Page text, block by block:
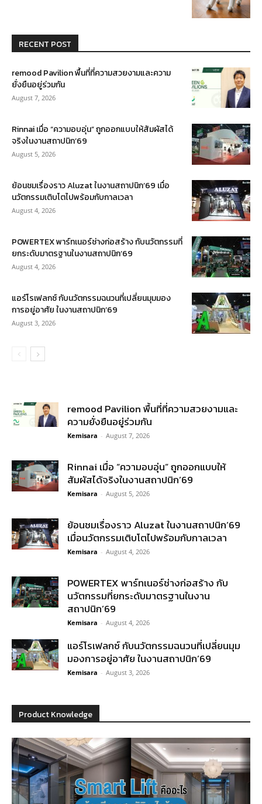
RECENT POST
remood Pavilion พื้นที่ที่ความสวยงามและความ
ยั่งยืนอยู่ร่วมกัน
August 7, 2026
Rinnai เมื่อ “ความอบอุ่น” ถูกออกแบบให้สัมผัสได้
จริงในงานสถาปนิก’69
August 5, 2026
ย้อนชมเรื่องราว Aluzat ในงานสถาปนิก’69 เมื่อ
นวัตกรรมเติบโตไปพร้อมกับกาลเวลา
August 4, 2026
POWERTEX พาร์ทเนอร์ช่างก่อสร้าง กับนวัตกรรมที่
ยกระดับมาตรฐานในงานสถาปนิก’69
August 4, 2026
แอร์โรเฟลกซ์ กับนวัตกรรมฉนวนที่เปลี่ยนมุมมอง
การอยู่อาศัย ในงานสถาปนิก’69
August 3, 2026
remood Pavilion พื้นที่ที่ความสวยงามและ
ความยั่งยืนอยู่ร่วมกัน
Kemisara - August 7, 2026
Rinnai เมื่อ “ความอบอุ่น” ถูกออกแบบให้
สัมผัสได้จริงในงานสถาปนิก’69
Kemisara - August 5, 2026
ย้อนชมเรื่องราว Aluzat ในงานสถาปนิก’69
เมื่อนวัตกรรมเติบโตไปพร้อมกับกาลเวลา
Kemisara - August 4, 2026
POWERTEX พาร์ทเนอร์ช่างก่อสร้าง กับ
นวัตกรรมที่ยกระดับมาตรฐานในงาน
สถาปนิก’69
Kemisara - August 4, 2026
แอร์โรเฟลกซ์ กับนวัตกรรมฉนวนที่เปลี่ยนมุม
มองการอยู่อาศัย ในงานสถาปนิก’69
Kemisara - August 3, 2026
Product Knowledge